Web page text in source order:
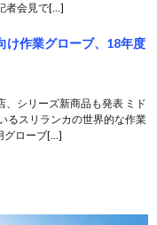
者会見で[…]
け作業グローブ、18年度
、シリーズ新商品も発表 ミド
るスリランカの世界的な作業
グローブ[…]